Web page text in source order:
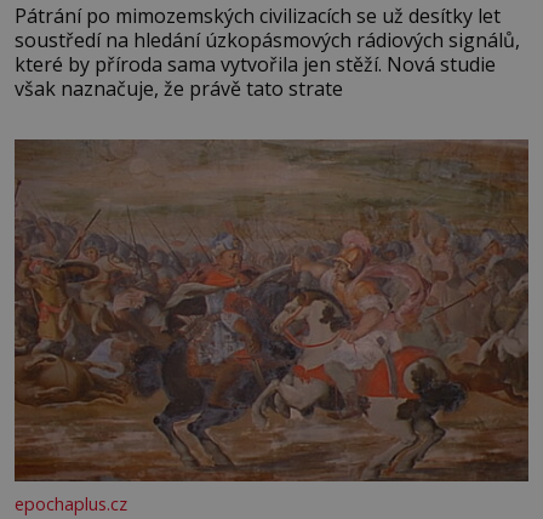
Pátrání po mimozemských civilizacích se už desítky let
soustředí na hledání úzkopásmových rádiových signálů,
které by příroda sama vytvořila jen stěží. Nová studie
však naznačuje, že právě tato strate
epochaplus.cz